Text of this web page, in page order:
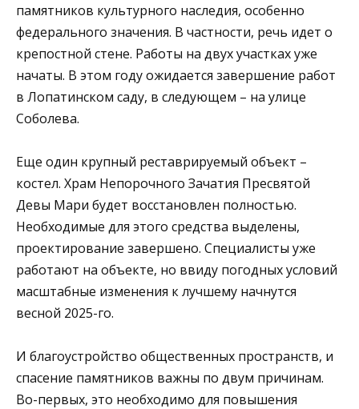
памятников культурного наследия, особенно
федерального значения. В частности, речь идет о
крепостной стене. Работы на двух участках уже
начаты. В этом году ожидается завершение работ
в Лопатинском саду, в следующем – на улице
Соболева.
Еще один крупный реставрируемый объект –
костел. Храм Непорочного Зачатия Пресвятой
Девы Мари будет восстановлен полностью.
Необходимые для этого средства выделены,
проектирование завершено. Специалисты уже
работают на объекте, но ввиду погодных условий
масштабные изменения к лучшему начнутся
весной 2025-го.
И благоустройство общественных пространств, и
спасение памятников важны по двум причинам.
Во-первых, это необходимо для повышения